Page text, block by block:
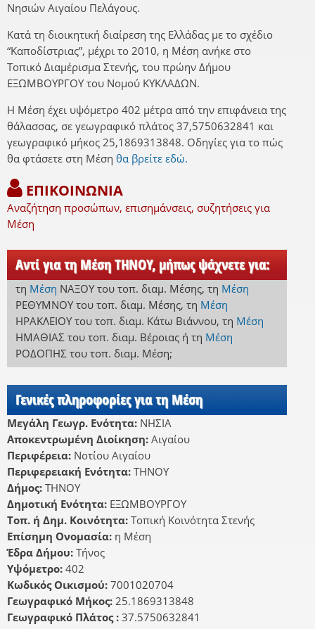
Νησιών Αιγαίου Πελάγους.
Κατά τη διοικητική διαίρεση της Ελλάδας με το σχέδιο
“Καποδίστριας”, μέχρι το 2010, η Μέση ανήκε στο
Τοπικό Διαμέρισμα Στενής, του πρώην Δήμου
ΕΞΩΜΒΟΥΡΓΟΥ του Νομού ΚΥΚΛΑΔΩΝ.
Η Μέση έχει υψόμετρο 402 μέτρα από την επιφάνεια της
θάλασσας, σε γεωγραφικό πλάτος 37,5750632841 και
γεωγραφικό μήκος 25,1869313848. Οδηγίες για το πώς
θα φτάσετε στη Μέση θα βρείτε εδώ.
ΕΠΙΚΟΙΝΩΝΙΑ
Αναζήτηση προσώπων, επισημάνσεις, συζητήσεις για
Μέση
Αντί για τη Μέση ΤΗΝΟΥ, μήπως ψάχνετε για:
τη Μέση ΝΑΞΟΥ του τοπ. διαμ. Μέσης, τη Μέση
ΡΕΘΥΜΝΟΥ του τοπ. διαμ. Μέσης, τη Μέση
ΗΡΑΚΛΕΙΟΥ του τοπ. διαμ. Κάτω Βιάννου, τη Μέση
ΗΜΑΘΙΑΣ του τοπ. διαμ. Βέροιαςή τη Μέση
ΡΟΔΟΠΗΣ του τοπ. διαμ. Μέση;
Γενικές πληροφορίες για τη Μέση
Μεγάλη Γεωγρ. Ενότητα: ΝΗΣΙΑ
Αποκεντρωμένη Διοίκηση: Αιγαίου
Περιφέρεια: Νοτίου Αιγαίου
Περιφερειακή Ενότητα: ΤΗΝΟΥ
Δήμος: ΤΗΝΟΥ
Δημοτική Ενότητα: ΕΞΩΜΒΟΥΡΓΟΥ
Τοπ. ή Δημ. Κοινότητα: Τοπική Κοινότητα Στενής
Επίσημη Ονομασία: η Μέση
Έδρα Δήμου: Τήνος
Υψόμετρο: 402
Κωδικός Οικισμού: 7001020704
Γεωγραφικό Μήκος: 25.1869313848
Γεωγραφικό Πλάτος : 37.5750632841